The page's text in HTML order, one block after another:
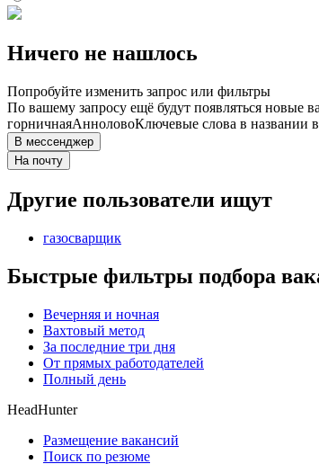
Ничего не нашлось
Попробуйте изменить запрос или фильтры
По вашему запросу ещё будут появляться новые
горничнаяАнноловоКлючевые слова в названии
В мессенджер
На почту
Другие пользователи ищут
газосварщик
Быстрые фильтры подбора
Вечерняя и ночная
Вахтовый метод
За последние три дня
От прямых работодателей
Полный день
HeadHunter
Размещение вакансий
Поиск по резюме